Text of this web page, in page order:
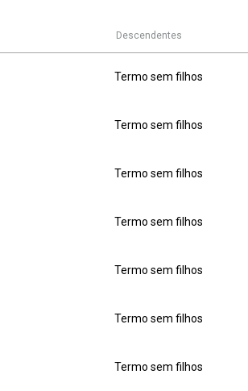
Descendentes
Termo sem filhos
Termo sem filhos
Termo sem filhos
Termo sem filhos
Termo sem filhos
Termo sem filhos
Termo sem filhos